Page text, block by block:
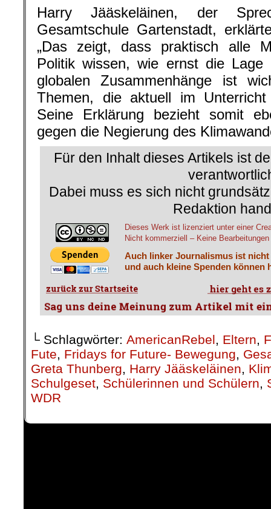
Harry Jääskeläinen, der
Gesamtschule Gartenstadt,
„Das zeigt, dass praktisch alle
Politik wissen, wie ernst die
globalen Zusammenhänge ist
Themen, die aktuell im
Seine Erklärung bezieht somit
gegen die Negierung des
Für den Inhalt dieses Artikels ist
Dabei muss es sich nicht
Redaktion
Dieses Werk ist lizenziert unter einer
Nicht kommerziell – Keine
Auch linker Journalismus ist
und auch kleine Spenden
└ Schlagwörter: AmericanRebel, Eltern,
Fute, Fridays for Future- Bewegung,
Greta Thunberg, Harry Jääskeläinen,
Schulgeset, Schülerinnen und Schülern,
WDR